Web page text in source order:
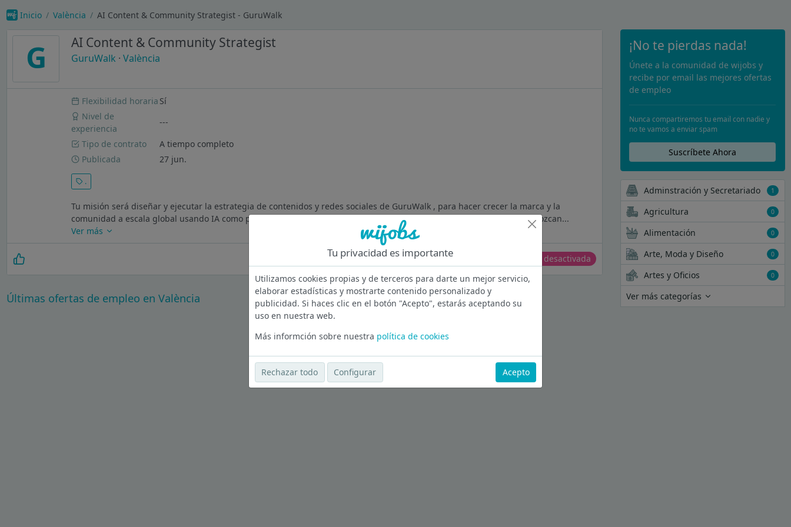
Inicio València AI Content & Community Strategist - GuruWalk
G AI Content & Community Strategist
GuruWalk · València
Flexibilidad horaria Sí
Nivel de
experiencia
---
Tipo de contrato
A tiempo completo
Publicada
27 jun.
.
Tu misión será diseñar y ejecutar la estrategia de contenidos y redes sociales de GuruWalk , para hacer crecer la marca y la
comunidad a escala global usando IA como palanca central. Tu objetivo será lograr que cada vez más viajeros nos conozcan...
Ver más
Oferta desactivada
Últimas ofertas de empleo en València
¡No te pierdas nada!
Únete a la comunidad de wijobs y
recibe por email las mejores ofertas
de empleo
Nunca compartiremos tu email con nadie y
no te vamos a enviar spam
Suscríbete Ahora
Adminstración y Secretariado 1
Agricultura 0
Alimentación 0
Arte, Moda y Diseño 0
Artes y Oficios 0
Ver más categorías
Tu privacidad es importante
Utilizamos cookies propias y de terceros para darte un mejor servicio,
elaborar estadísticas y mostrarte contenido personalizado y
publicidad. Si haces clic en el botón "Acepto", estarás aceptando su
uso en nuestra web.
Más informción sobre nuestra política de cookies
Rechazar todo Configurar Acepto